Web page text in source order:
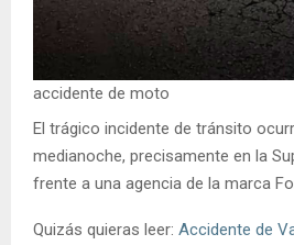
accidente de moto
El trágico incidente de tránsito
medianoche, precisamente en la
frente a una agencia de la marca
Quizás quieras leer: Accidente de